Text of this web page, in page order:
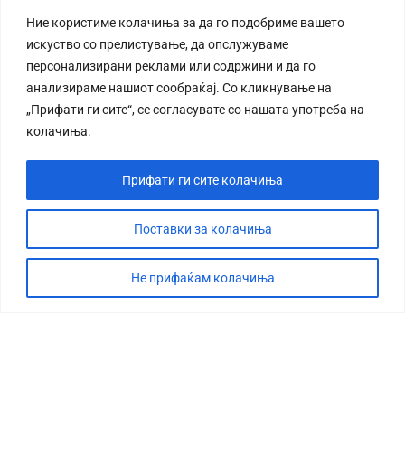
Ние користиме колачиња за да го подобриме вашето
искуство со прелистување, да опслужуваме
персонализирани реклами или содржини и да го
анализираме нашиот сообраќај. Со кликнување на
„Прифати ги сите“, се согласувате со нашата употреба на
колачиња.
Поставки за колачиња
Не прифаќам колачиња
Прифати ги сите колачиња